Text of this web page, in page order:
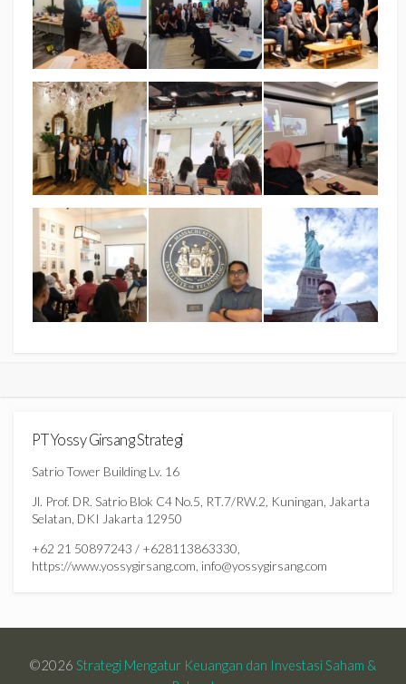
PT Yossy Girsang Strategi
Satrio Tower Building Lv. 16
Jl. Prof. DR. Satrio Blok C4 No.5, RT.7/RW.2, Kuningan, Jakarta
Selatan, DKI Jakarta 12950
+62 21 50897243 / +628113863330,
https://www.yossygirsang.com, info@yossygirsang.com
©2026 Strategi Mengatur Keuangan dan Investasi Saham &